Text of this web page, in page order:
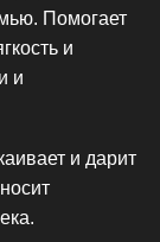
Помогает
и
и
и дарит